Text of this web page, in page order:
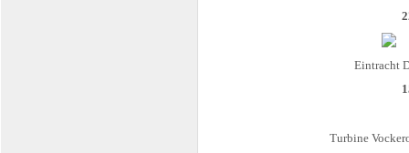
Eintracht
Turbine